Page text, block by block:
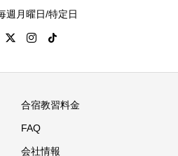
週月曜日/特定日
合宿教習料金
FAQ
会社情報